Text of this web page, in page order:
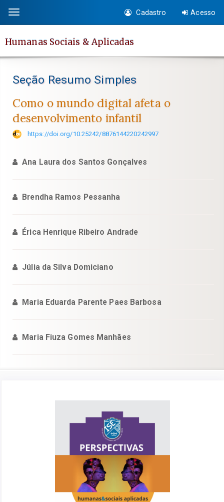
conteúdo
página
Principal
Conteúdo
principal
Lateral
Toggle
navigation
Cadastro Acesso
Humanas Sociais & Aplicadas
Seção Resumo Simples
Como o mundo digital afeta o
desenvolvimento infantil
https://doi.org/10.25242/8876144220242997
Ana Laura dos Santos Gonçalves
Brendha Ramos Pessanha
Érica Henrique Ribeiro Andrade
Júlia da Silva Domiciano
Maria Eduarda Parente Paes Barbosa
Maria Fiuza Gomes Manhães